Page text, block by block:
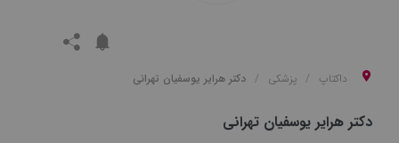
داکتاپ پزشکی دکتر هرایر یوسفیان تهرانی
دکتر هرایر یوسفیان تهرانی